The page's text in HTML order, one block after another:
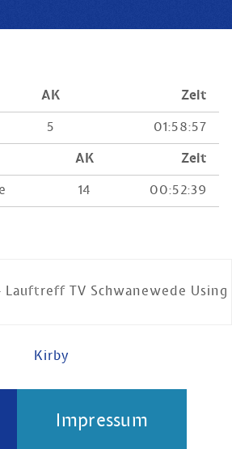
AK Zeit
5 01:58:57
AK Zeit
14 00:52:39
TV Schwanewede Using
Kirby
Impressum